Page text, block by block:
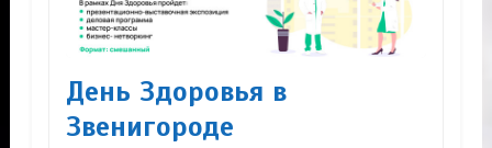
День Здоровья в
Звенигороде